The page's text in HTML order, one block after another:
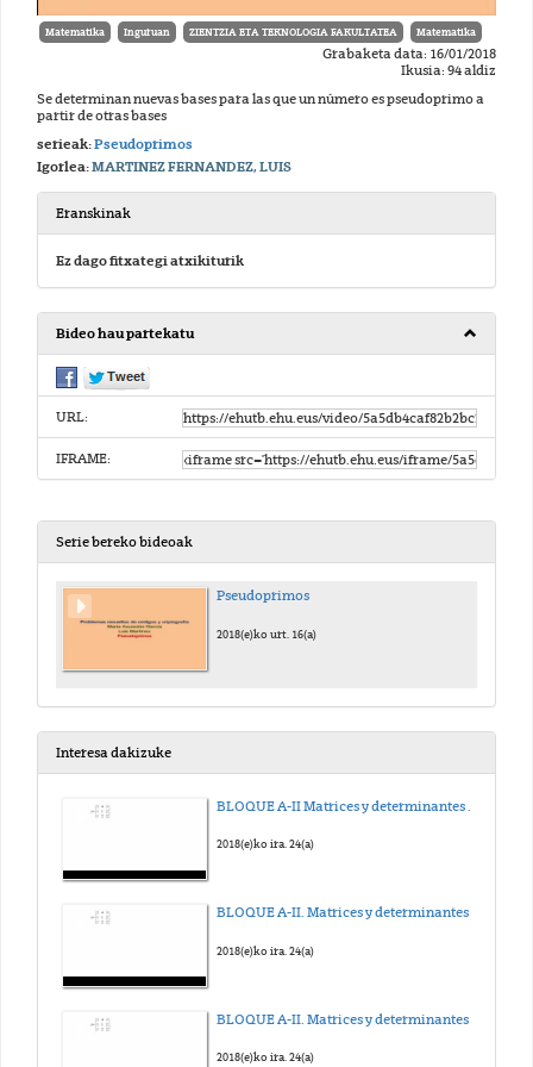
Matematika Inguruan ZIENTZIA ETA TEKNOLOGIA FAKULTATEA Matematika
Grabaketa data: 16/01/2018
Ikusia: 94 aldiz
Se determinan nuevas bases para las que un número es pseudoprimo a
partir de otras bases
serieak:Pseudoprimos
Igorlea:MARTINEZ FERNANDEZ, LUIS
Eranskinak
Ez dago fitxategi atxikiturik
Bideo hau partekatu
URL:
IFRAME:
Serie bereko bideoak
Pseudoprimos
2018(e)ko urt. 16(a)
Interesa dakizuke
2018(e)ko ira. 24(a)
2018(e)ko ira. 24(a)
2018(e)ko ira. 24(a)